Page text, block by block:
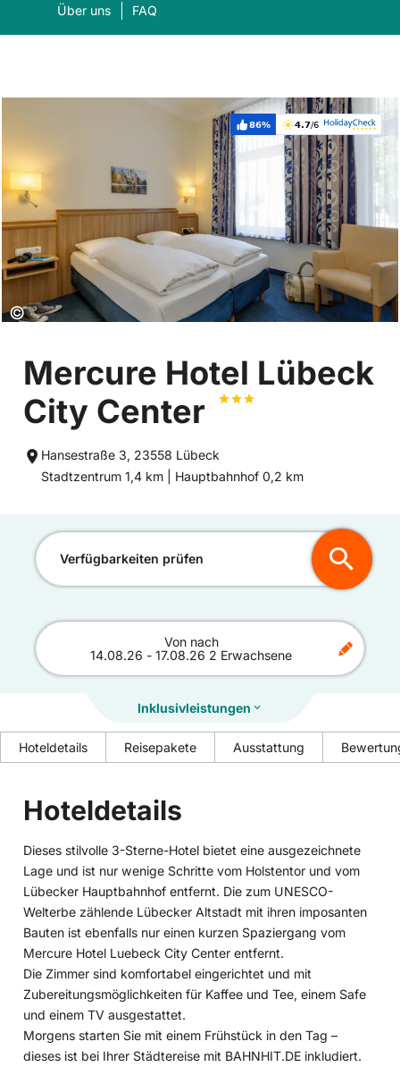
Über uns FAQ
Was suchen Sie?
Weiterempfehlung:
86% Bewertung:
4.7/6
Copyright:
©
Mercure Hotel Lübeck
City Center
Hansestraße 3, 23558 Lübeck
Entfernung
Stadtzentrum 1,4 km | Entfernung
Hauptbahnhof 0,2 km
Verfügbarkeiten prüfen
Von nach
14.08.26 - 17.08.26 2 Erwachsene
Inklusivleistungen
Hoteldetails Reisepakete Ausstattung
Hoteldetails
Dieses stilvolle 3-Sterne-Hotel bietet eine ausgezeichnete
Lage und ist nur wenige Schritte vom Holstentor und vom
Lübecker Hauptbahnhof entfernt. Die zum UNESCO-
Welterbe zählende Lübecker Altstadt mit ihren imposanten
Bauten ist ebenfalls nur einen kurzen Spaziergang vom
Mercure Hotel Luebeck City Center entfernt.
Die Zimmer sind komfortabel eingerichtet und mit
Zubereitungsmöglichkeiten für Kaffee und Tee, einem Safe
und einem TV ausgestattet.
Morgens starten Sie mit einem Frühstück in den Tag –
dieses ist bei Ihrer Städtereise mit BAHNHIT.DE inkludiert.